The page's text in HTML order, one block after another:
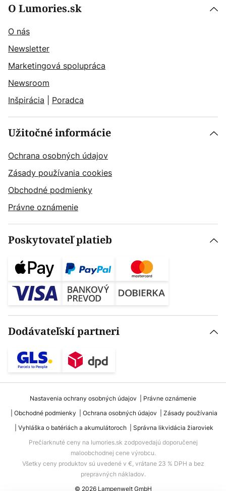
O Lumories.sk
O nás
Newsletter
Marketingová spolupráca
Newsroom
Inšpirácia
Poradca
Užitočné informácie
Ochrana osobných údajov
Zásady používania cookies
Obchodné podmienky
Právne oznámenie
Poskytovateľ platieb
Dodávateľskí partneri
Nastavenia ochrany osobných údajov
Právne oznámenie
Obchodné podmienky
Ochrana osobných údajov
Zásady používania
Vyhláška o batériách a akumulátoroch
Správna likvidácia žiaroviek
Prečiarknuté ceny na lumories.sk zodpovedajú doporučenej
maloobchodnej cene výrobcu.
Všetky ceny produktov sú uvedené v €, vrátane 23 % DPH a bez
prepravných nákladov.
© 2026 Lampenwelt GmbH